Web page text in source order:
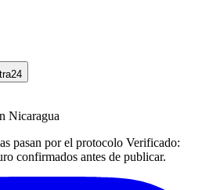
Nicaragua
pasan por el protocolo Verificado:
confirmados antes de publicar.